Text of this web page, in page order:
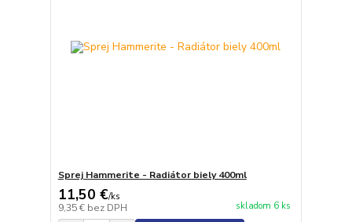
Sprej Hammerite - Radiátor biely 400ml
11,50 €/ks
9,35 € bez DPH skladom 6 ks